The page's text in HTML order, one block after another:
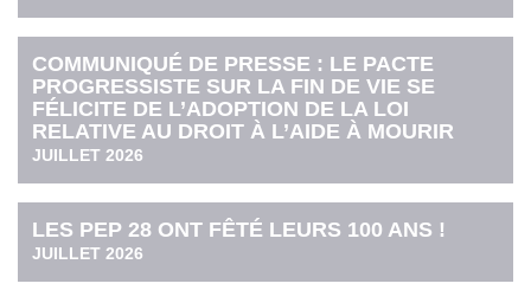
COMMUNIQUÉ DE PRESSE : LE PACTE
PROGRESSISTE SUR LA FIN DE VIE SE
FÉLICITE DE L’ADOPTION DE LA LOI
RELATIVE AU DROIT À L’AIDE À MOURIR
JUILLET 2026
LES PEP 28 ONT FÊTÉ LEURS 100 ANS !
JUILLET 2026